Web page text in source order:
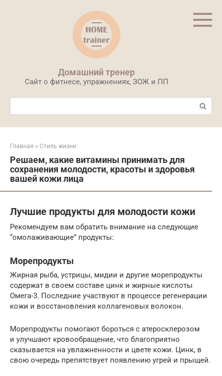
Домашний тренер
Сайт о фитнесе, упражнениях, ЗОЖ и ПП
Поиск:
Главная » Стиль жизни
Решаем, какие витамины принимать для
сохранения молодости, красоты и здоровья
вашей кожи лица
Лучшие продукты для молодости кожи
Рекомендуем вам обратить внимание на следующие
“омолаживающие” продукты:
Морепродукты
Жирная рыба, устрицы, мидии и другие морепродукты
содержат в своем составе цинк и жирные кислоты
Омега-3. Последние участвуют в процессе регенерации
кожи и восстановления коллагеновых волокон.
Морепродукты помогают бороться с атеросклерозом
и улучшают кровообращение, что благоприятно
сказывается на увлажненности и цвете кожи. Цинк, в
свою очередь препятствует появлению угрей и прыщей.